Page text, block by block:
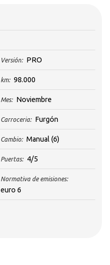
Versión: PRO
km: 98.000
Mes: Noviembre
Carroceria: Furgón
Cambio: Manual (6)
Puertas: 4/5
Normativa de emisiones:
euro 6